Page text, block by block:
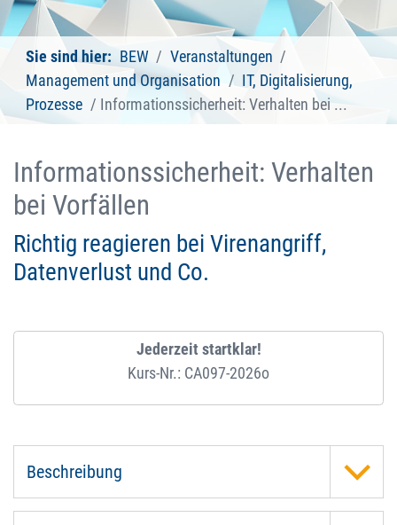
Sie sind hier: BEW
Veranstaltungen
Management und Organisation
IT, Digitalisierung,
Prozesse
Informationssicherheit: Verhalten bei ...
Informationssicherheit: Verhalten
bei Vorfällen
Richtig reagieren bei Virenangriff,
Datenverlust und Co.
Jederzeit startklar!
Kurs-Nr.: CA097-2026o
Beschreibung